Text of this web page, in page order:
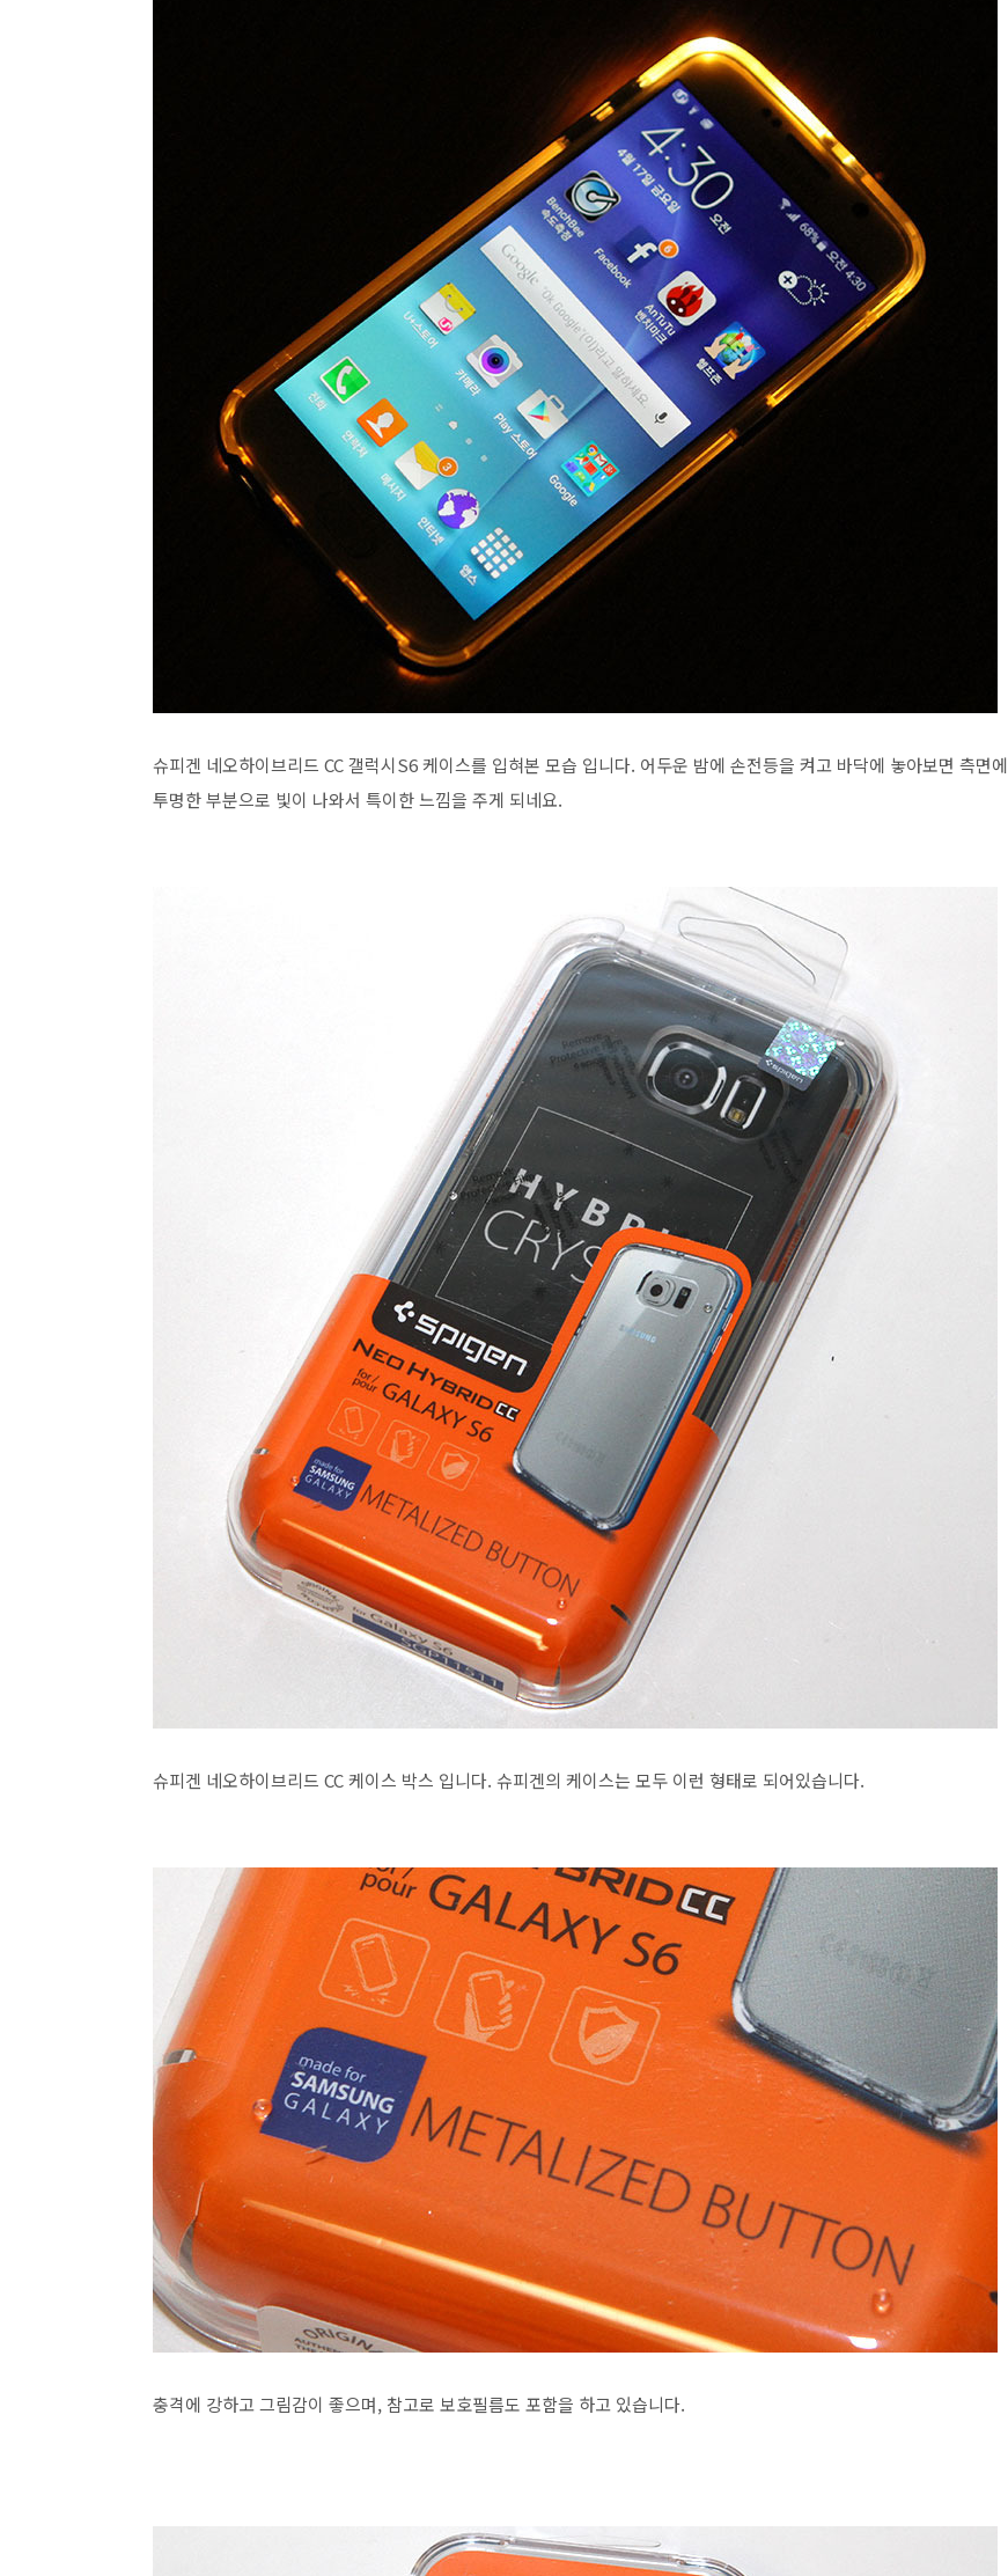
슈피겐 네오하이브리드 CC 갤럭시S6 케이스를 입혀본 모습 입니다. 어두운 밤에 손전등을 켜고 바닥에 놓아보면 측면에
투명한 부분으로 빛이 나와서 특이한 느낌을 주게 되네요.
슈피겐 네오하이브리드 CC 케이스 박스 입니다. 슈피겐의 케이스는 모두 이런 형태로 되어있습니다.
충격에 강하고 그림감이 좋으며, 참고로 보호필름도 포함을 하고 있습니다.